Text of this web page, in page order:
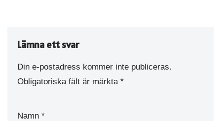
Lämna ett svar
Din e-postadress kommer inte publiceras.
Obligatoriska fält är märkta *
Namn *